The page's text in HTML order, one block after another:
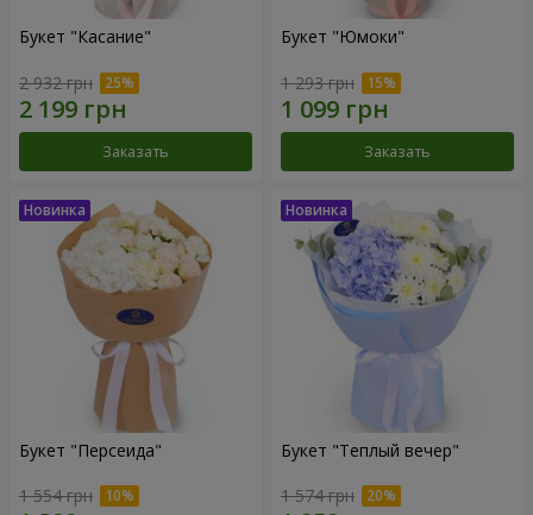
Букет "Касание"
2 932 грн
Заказать
Букет "Юмоки"
1 293 грн
Заказать
Букет "Персеида"
1 554 грн
Букет "Теплый вечер"
1 574 грн